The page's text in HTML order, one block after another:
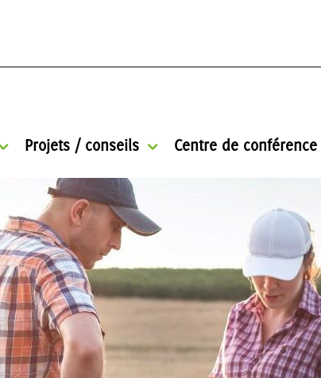
Projets / conseils Centre de